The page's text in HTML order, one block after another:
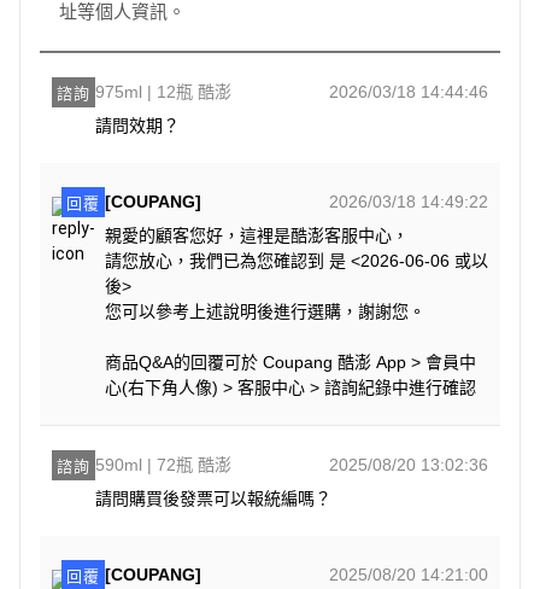
址等個人資訊。
諮詢 975ml | 12瓶 酷澎
2026/03/18 14:44:46
請問效期？
回覆 [COUPANG]
2026/03/18 14:49:22
親愛的顧客您好，這裡是酷澎客服中心，
請您放心，我們已為您確認到 是 <2026-06-06 或以
後>
您可以參考上述說明後進行選購，謝謝您。
商品Q&A的回覆可於 Coupang 酷澎 App > 會員中
心(右下角人像) > 客服中心 > 諮詢紀錄中進行確認
諮詢 590ml | 72瓶 酷澎
2025/08/20 13:02:36
請問購買後發票可以報統編嗎？
回覆 [COUPANG]
2025/08/20 14:21:00